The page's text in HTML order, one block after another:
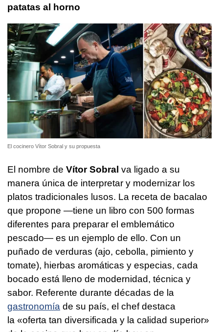
patatas al horno
El cocinero Vítor Sobral y su propuesta
El nombre de Vítor Sobral va ligado a su
manera única de interpretar y modernizar los
platos tradicionales lusos. La receta de bacalao
que propone —tiene un libro con 500 formas
diferentes para preparar el emblemático
pescado— es un ejemplo de ello. Con un
puñado de verduras (ajo, cebolla, pimiento y
tomate), hierbas aromáticas y especias, cada
bocado está lleno de modernidad, técnica y
sabor. Referente durante décadas de la
gastronomía de su país, el chef destaca
la «oferta tan diversificada y la calidad superior»